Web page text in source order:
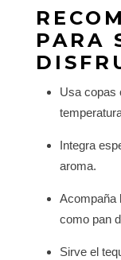
PARA
Usa copas
Integra
aroma.
Acompaña
como pan
Sirve el